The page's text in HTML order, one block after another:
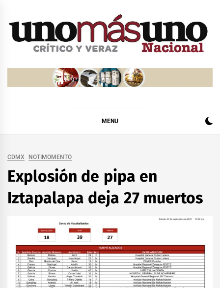
MENU
CDMX NOTIMOMENTO
Explosión de pipa en
Iztapalapa deja 27 muertos